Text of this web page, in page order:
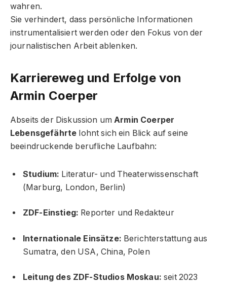
wahren.
Sie verhindert, dass persönliche Informationen
instrumentalisiert werden oder den Fokus von der
journalistischen Arbeit ablenken.
Karriereweg und Erfolge von
Armin Coerper
Abseits der Diskussion umArmin Coerper
Lebensgefährte lohnt sich ein Blick auf seine
beeindruckende berufliche Laufbahn:
Studium: Literatur- und Theaterwissenschaft
(Marburg, London, Berlin)
ZDF-Einstieg: Reporter und Redakteur
Internationale Einsätze: Berichterstattung aus
Sumatra, den USA, China, Polen
Leitung des ZDF-Studios Moskau: seit 2023